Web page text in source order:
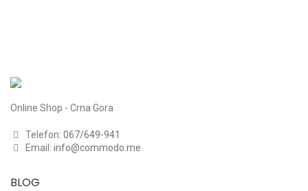
Online Shop - Crna Gora
Telefon: 067/649-941
Email: info@commodo.me
BLOG